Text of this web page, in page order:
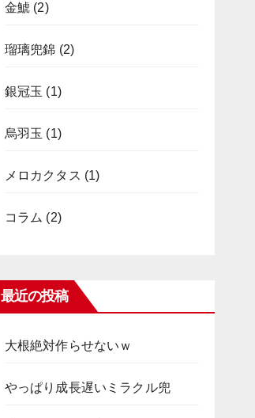
金鯱(2)
瑠璃兜錦 (2)
銀冠玉 (1)
烏羽玉 (1)
メロカクタス (1)
コラム (2)
最近の投稿
大根絶対作らせないｗ
やっぱり成長遅いミラクル兜